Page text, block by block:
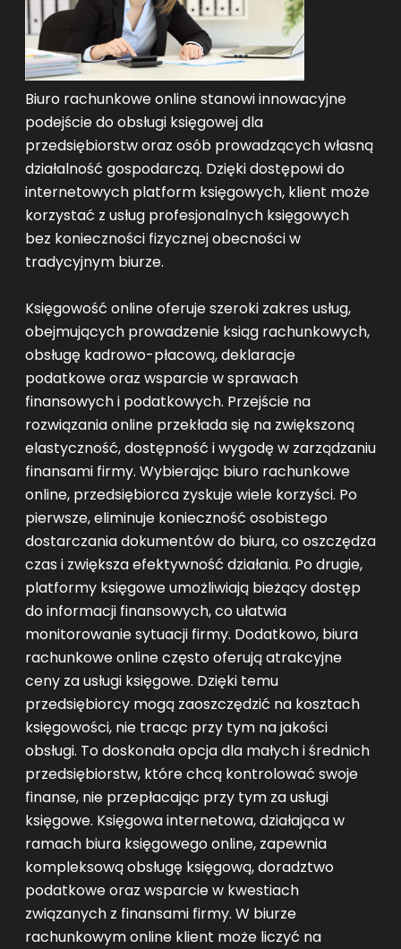
Biuro rachunkowe online stanowi innowacyjne
podejście do obsługi księgowej dla
przedsiębiorstw oraz osób prowadzących własną
działalność gospodarczą. Dzięki dostępowi do
internetowych platform księgowych, klient może
korzystać z usług profesjonalnych księgowych
bez konieczności fizycznej obecności w
tradycyjnym biurze.
Księgowość online oferuje szeroki zakres usług,
obejmujących prowadzenie ksiąg rachunkowych,
obsługę kadrowo-płacową, deklaracje
podatkowe oraz wsparcie w sprawach
finansowych i podatkowych. Przejście na
rozwiązania online przekłada się na zwiększoną
elastyczność, dostępność i wygodę w zarządzaniu
finansami firmy. Wybierając biuro rachunkowe
online, przedsiębiorca zyskuje wiele korzyści. Po
pierwsze, eliminuje konieczność osobistego
dostarczania dokumentów do biura, co oszczędza
czas i zwiększa efektywność działania. Po drugie,
platformy księgowe umożliwiają bieżący dostęp
do informacji finansowych, co ułatwia
monitorowanie sytuacji firmy. Dodatkowo, biura
rachunkowe online często oferują atrakcyjne
ceny za usługi księgowe. Dzięki temu
przedsiębiorcy mogą zaoszczędzić na kosztach
księgowości, nie tracąc przy tym na jakości
obsługi. To doskonała opcja dla małych i średnich
przedsiębiorstw, które chcą kontrolować swoje
finanse, nie przepłacając przy tym za usługi
księgowe. Księgowa internetowa, działająca w
ramach biura księgowego online, zapewnia
kompleksową obsługę księgową, doradztwo
podatkowe oraz wsparcie w kwestiach
związanych z finansami firmy. W biurze
rachunkowym online klient może liczyć na